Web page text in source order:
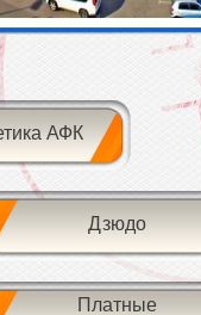
АФК
Дзюдо
Платные